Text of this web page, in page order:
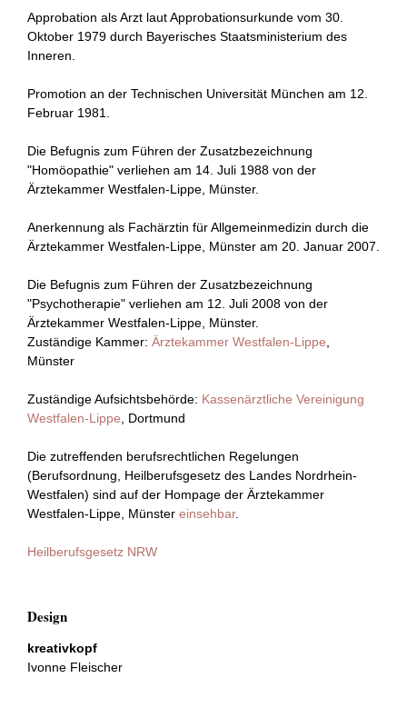
Approbation als Arzt laut Approbationsurkunde vom 30.
Oktober 1979 durch Bayerisches Staatsministerium des
Inneren.
Promotion an der Technischen Universität München am 12.
Februar 1981.
Die Befugnis zum Führen der Zusatzbezeichnung
"Homöopathie" verliehen am 14. Juli 1988 von der
Ärztekammer Westfalen-Lippe, Münster.
Anerkennung als Fachärztin für Allgemeinmedizin durch die
Ärztekammer Westfalen-Lippe, Münster am 20. Januar 2007.
Die Befugnis zum Führen der Zusatzbezeichnung
"Psychotherapie" verliehen am 12. Juli 2008 von der
Ärztekammer Westfalen-Lippe, Münster.
Zuständige Kammer: Ärztekammer Westfalen-Lippe
Münster
Zuständige Aufsichtsbehörde: Kassenärztliche Vereinigung
Westfalen-Lippe , Dortmund
Die zutreffenden berufsrechtlichen Regelungen
(Berufsordnung, Heilberufsgesetz des Landes Nordrhein-
Westfalen) sind auf der Hompage der Ärztekammer
Westfalen-Lippe, Münster einsehbar.
Heilberufsgesetz NRW
Design
kreativkopf
Ivonne Fleischer